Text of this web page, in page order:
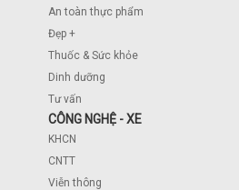
An toàn thực phẩm
Đẹp +
Thuốc & Sức khỏe
Dinh dưỡng
Tư vấn
CÔNG NGHỆ - XE
KHCN
CNTT
Viễn thông